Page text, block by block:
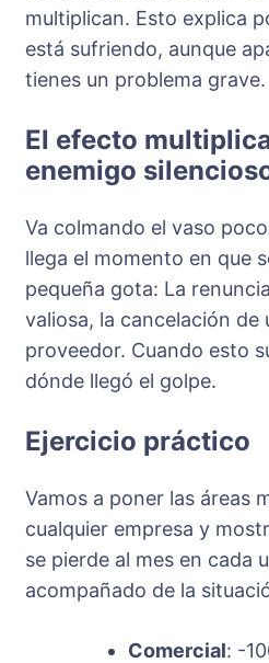
multiplican. Esto explica
está sufriendo, aunque
tienes un problema grave.
El efecto
enemigo
Va colmando el vaso
llega el momento en que
pequeña gota: La
valiosa, la cancelación de
proveedor. Cuando esto
dónde llegó el golpe.
Ejercicio práctico
Vamos a poner las áreas
cualquier empresa y
se pierde al mes en cada
acompañado de la
Comercial: -